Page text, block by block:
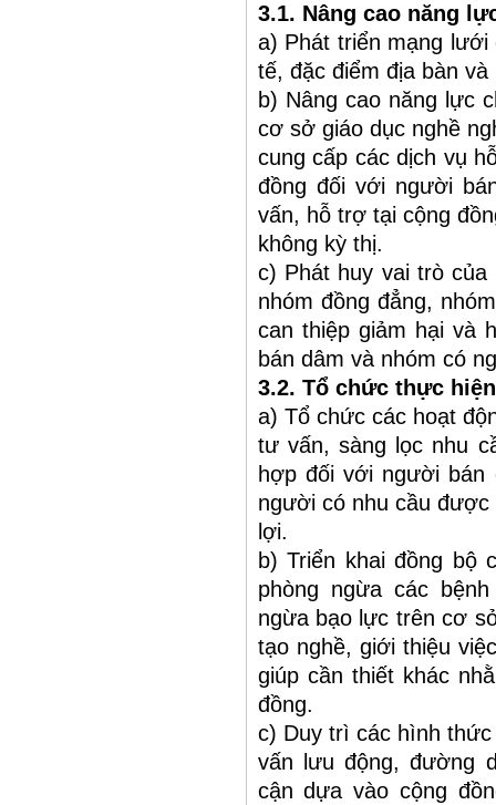
3.1. Nâng cao năng
a) Phát triển mạng
tế, đặc điểm địa bàn
b) Nâng cao năng lực
cơ sở giáo dục nghề
cung cấp các dịch vụ
đồng đối với người
vấn, hỗ trợ tại cộng
không kỳ thị.
c) Phát huy vai trò
nhóm đồng đẳng,
can thiệp giảm hại và
bán dâm và nhóm có
3.2. Tổ chức thực
a) Tổ chức các hoạt
tư vấn, sàng lọc nhu
hợp đối với người bán
người có nhu cầu
lợi.
b) Triển khai đồng bộ
phòng ngừa các
ngừa bạo lực trên cơ
tạo nghề, giới thiệu
giúp cần thiết khác
đồng.
c) Duy trì các hình
vấn lưu động, đường
cận dựa vào cộng